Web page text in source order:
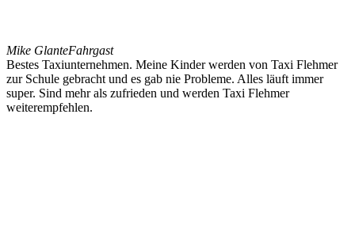
Mike GlanteFahrgast
Bestes Taxiunternehmen. Meine Kinder werden von Taxi Flehmer
zur Schule gebracht und es gab nie Probleme. Alles läuft immer
super. Sind mehr als zufrieden und werden Taxi Flehmer
weiterempfehlen.